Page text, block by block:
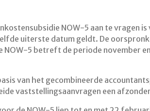
NOW-5 aan te vragen
uiterste datum geldt. De
5 betreft de periode november
van het gecombineerde
vaststellingsaanvragen een